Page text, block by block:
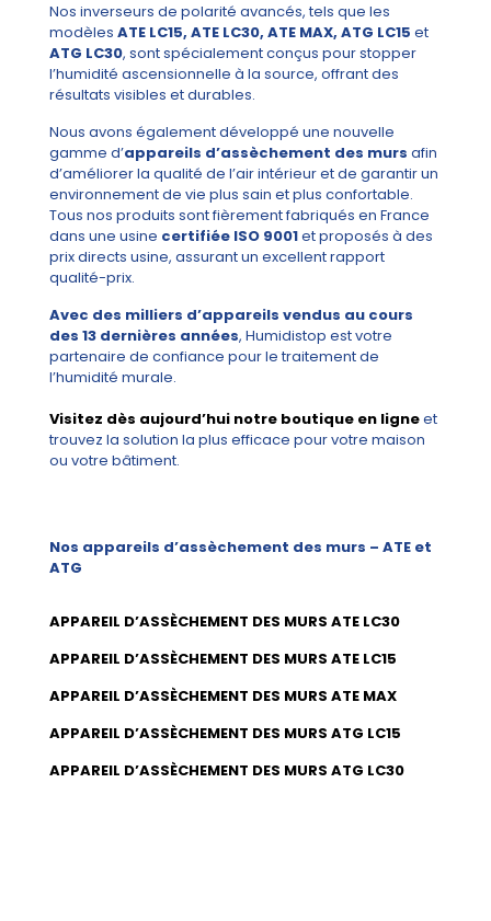
Nos inverseurs de polarité avancés, tels que les
modèles ATE LC15, ATE LC30, ATE MAX, ATG LC15 et
ATG LC30, sont spécialement conçus pour stopper
l’humidité ascensionnelle à la source, offrant des
résultats visibles et durables.
Nous avons également développé une nouvelle
gamme d’appareils d’assèchement des murs afin
d’améliorer la qualité de l’air intérieur et de garantir un
environnement de vie plus sain et plus confortable.
Tous nos produits sont fièrement fabriqués en France
dans une usine certifiée ISO 9001et proposés à des
prix directs usine, assurant un excellent rapport
qualité-prix.
Avec des milliers d’appareils vendus au cours
des 13 dernières années, Humidistop est votre
partenaire de confiance pour le traitement de
l’humidité murale.
Visitez dès aujourd’hui notre boutique en ligneet
trouvez la solution la plus efficace pour votre maison
ou votre bâtiment.
Nos appareils d’assèchement des murs – ATE et
ATG
APPAREIL D’ASSÈCHEMENT DES MURS ATE LC30
APPAREIL D’ASSÈCHEMENT DES MURS ATE LC15
APPAREIL D’ASSÈCHEMENT DES MURS ATE MAX
APPAREIL D’ASSÈCHEMENT DES MURS ATG LC15
APPAREIL D’ASSÈCHEMENT DES MURS ATG LC30